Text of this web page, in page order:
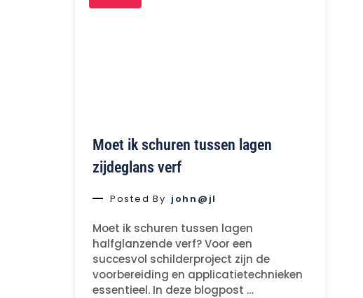
Moet ik schuren tussen lagen
zijdeglans verf
Posted By john@jl
Moet ik schuren tussen lagen
halfglanzende verf? Voor een
succesvol schilderproject zijn de
voorbereiding en applicatietechnieken
essentieel. In deze blogpost …